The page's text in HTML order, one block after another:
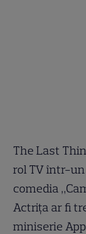
The Last
rol TV într-un
comedia
Actrița ar fi
miniserie